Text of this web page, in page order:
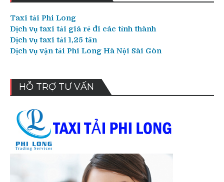
Taxi tải Phi Long
Dịch vụ taxi tải giá rẻ đi các tỉnh thành
Dịch vụ taxi tải 1,25 tấn
Dịch vụ vận tải Phi Long Hà Nội Sài Gòn
HỖ TRỢ TƯ VẤN